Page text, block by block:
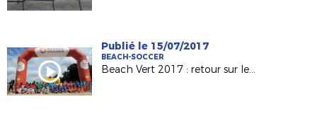
Publié le 15/07/2017
BEACH-SOCCER
Beach Vert 2017 : retour sur les 4 étapes de la 1ère semaine !